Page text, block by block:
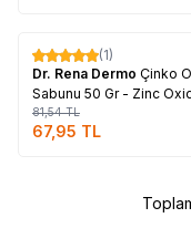
%17
(1)
Dr. Rena Dermo Çinko
Sabunu 50 Gr - Zinc
Soap
81,54TL
67,95 TL